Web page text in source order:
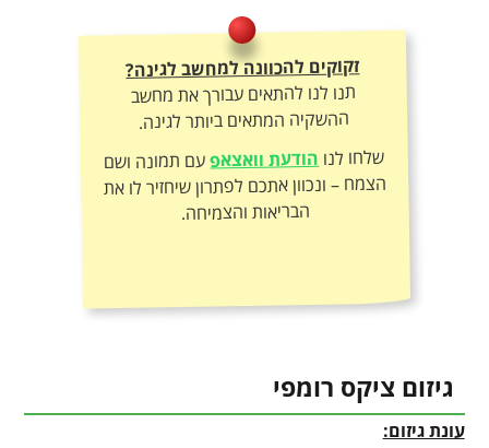
זקוקים להכוונה למחשב לגינה?
תנו לנו להתאים עבורך את מחשב
ההשקיה המתאים ביותר לגינה.
שלחו לנוהודעת וואצאפעם תמונה ושם
הצמח – ונכוון אתכם לפתרון שיחזיר לו את
הבריאות והצמיחה.
גיזום ציקס רומפי
עונת גיזום: